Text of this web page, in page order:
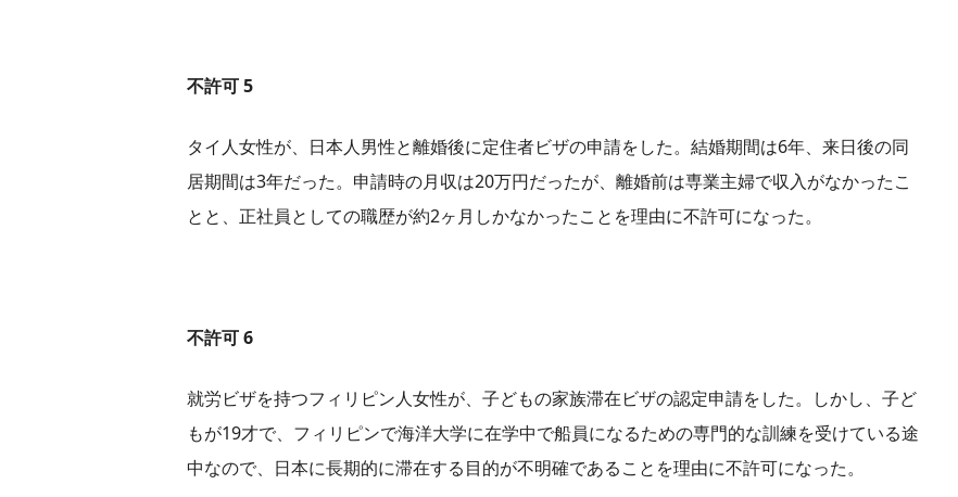
不許可 5
タイ人女性が、日本人男性と離婚後に定住者ビザの申請をした。結婚期間は6年、来日後の同
居期間は3年だった。申請時の月収は20万円だったが、離婚前は専業主婦で収入がなかったこ
とと、正社員としての職歴が約2ヶ月しかなかったことを理由に不許可になった。
不許可 6
就労ビザを持つフィリピン人女性が、子どもの家族滞在ビザの認定申請をした。しかし、子ど
もが19才で、フィリピンで海洋大学に在学中で船員になるための専門的な訓練を受けている途
中なので、日本に長期的に滞在する目的が不明確であることを理由に不許可になった。